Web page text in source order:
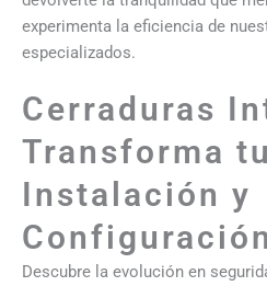
experimenta la eficiencia de
especializados.
Cerraduras
Transforma
Instalación y
Descubre la evolución en